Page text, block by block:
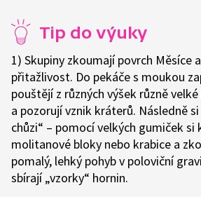
Tip do výuky
1) Skupiny zkoumají povrch Měsíce
přitažlivost. Do pekáče s moukou
pouštějí z různých výšek různě
a pozorují vznik kráterů. Následně
chůzi“ – pomocí velkých gumiček si
molitanové bloky nebo krabice a
pomalý, lehký pohyb v poloviční
sbírají „vzorky“ hornin.